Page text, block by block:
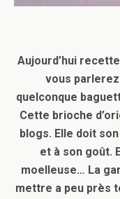
Aujourd’hui
vous parlerez
quelconque
Cette brioche
blogs. Elle doit
et à son goût.
moelleuse… La
mettre a peu près